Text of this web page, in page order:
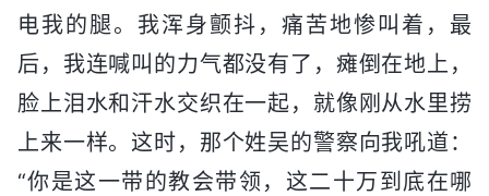
电我的腿。我浑身颤抖，痛苦地惨叫着，最
后，我连喊叫的力气都没有了，瘫倒在地上，
脸上泪水和汗水交织在一起，就像刚从水里捞
上来一样。这时，那个姓吴的警察向我吼道：
“你是这一带的教会带领，这二十万到底在哪